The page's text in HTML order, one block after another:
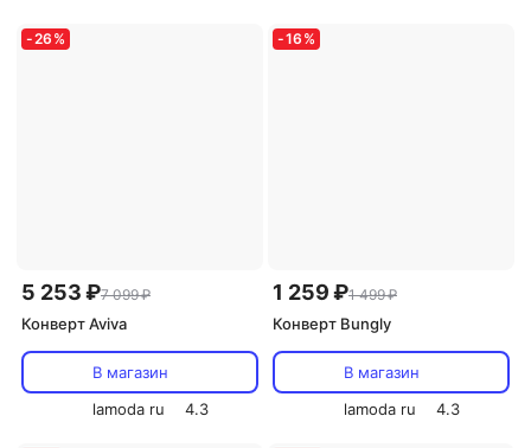
-26 %
5 253 ₽7 099 ₽
Конверт Aviva
В магазин
lamoda ru
4.3
-16 %
1 259 ₽1 499 ₽
Конверт Bungly
В магазин
lamoda ru
4.3